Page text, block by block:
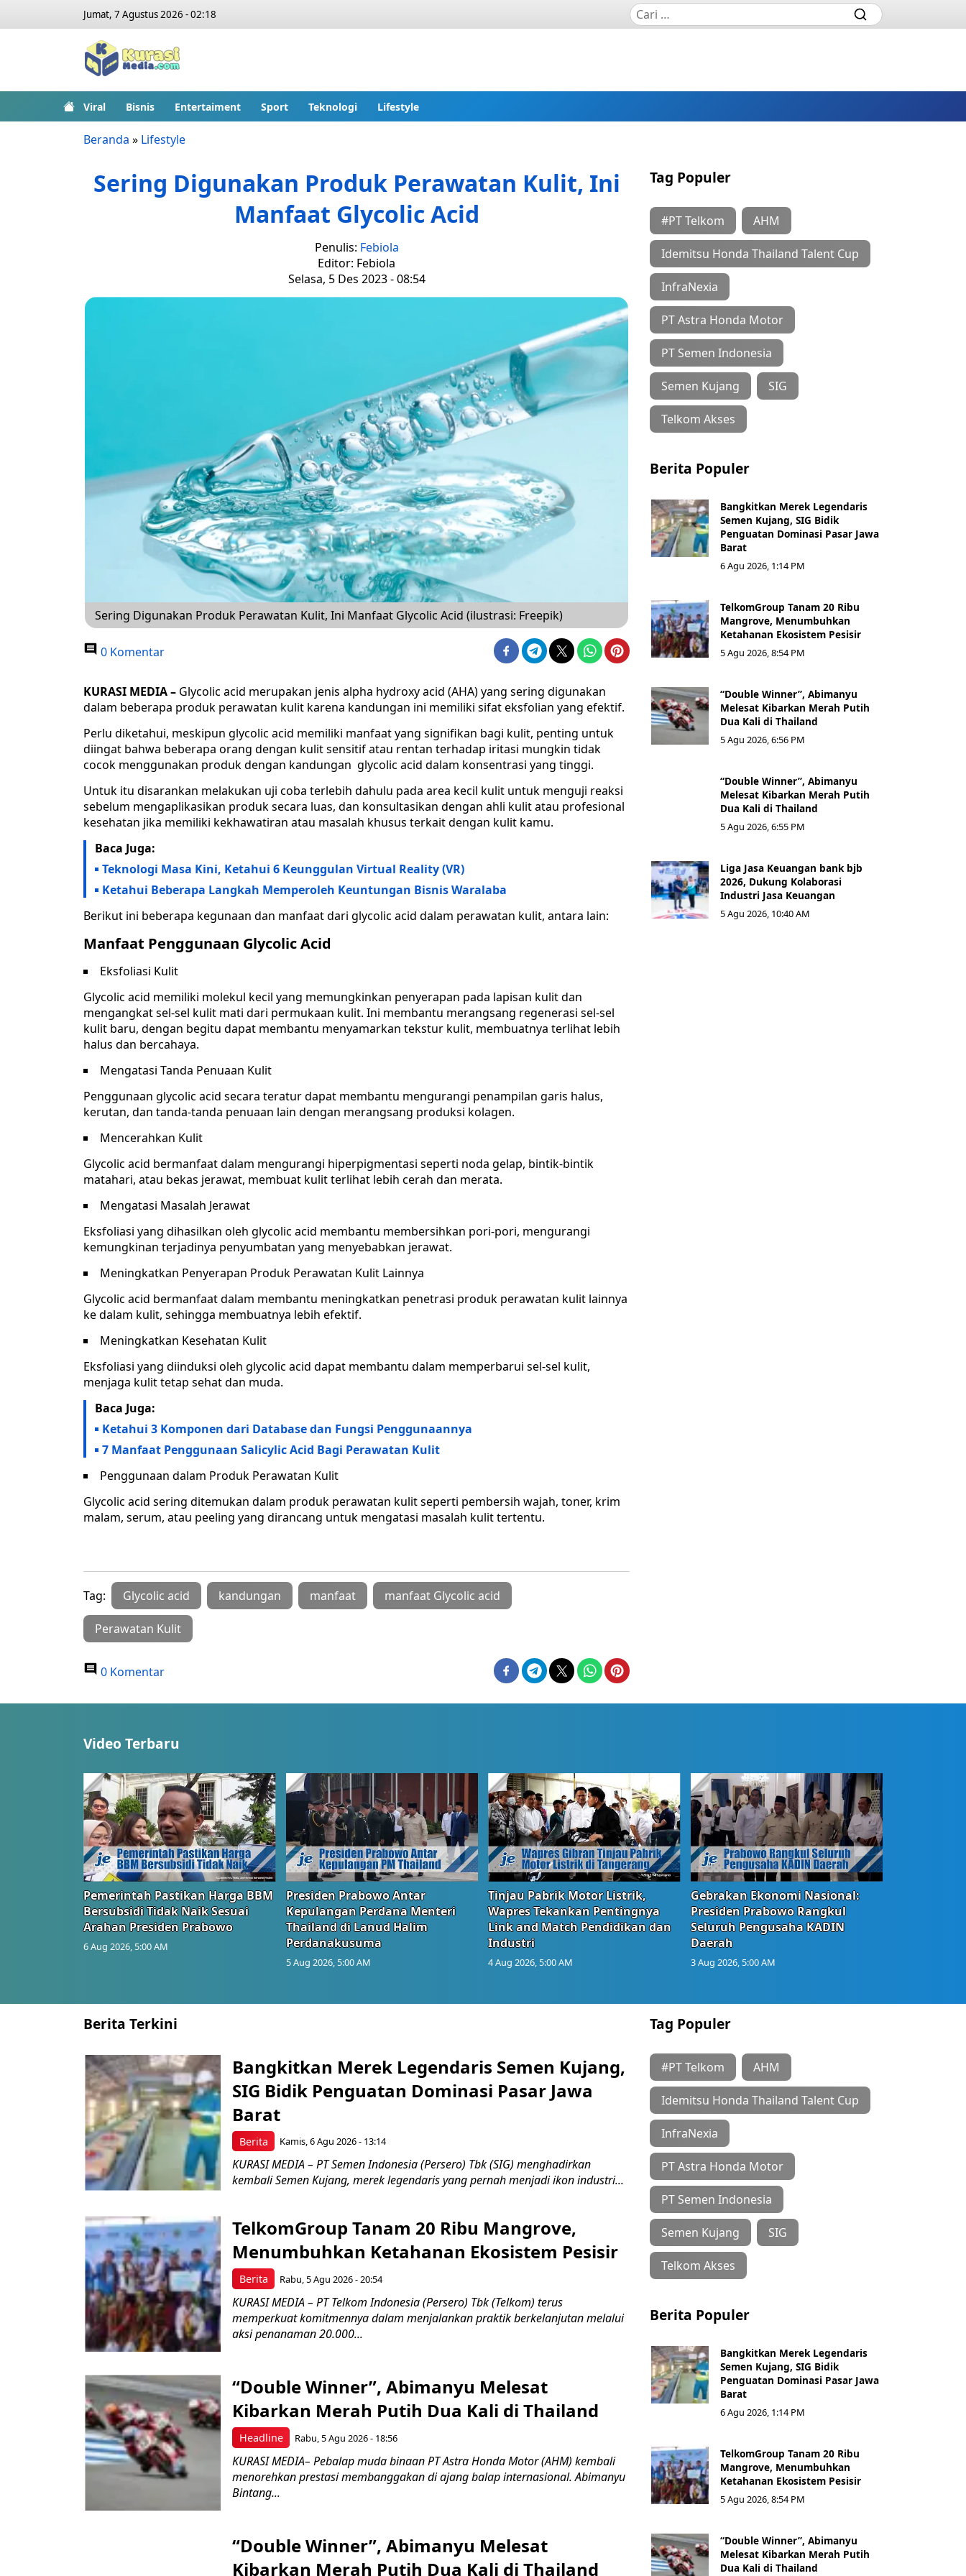
Jumat, 7 Agustus 2026 - 02:18
Viral Bisnis Entertaiment Sport Teknologi Lifestyle
Beranda » Lifestyle
Sering Digunakan Produk Perawatan Kulit, Ini
Manfaat Glycolic Acid
Penulis: Febiola
Editor: Febiola
Selasa, 5 Des 2023 - 08:54
Sering Digunakan Produk Perawatan Kulit, Ini Manfaat Glycolic Acid (ilustrasi: Freepik)
0 Komentar
KURASI MEDIA – Glycolic acid merupakan jenis alpha hydroxy acid (AHA) yang sering digunakan
dalam beberapa produk perawatan kulit karena kandungan ini memiliki sifat eksfolian yang efektif.
Perlu diketahui, meskipun glycolic acid memiliki manfaat yang signifikan bagi kulit, penting untuk
diingat bahwa beberapa orang dengan kulit sensitif atau rentan terhadap iritasi mungkin tidak
cocok menggunakan produk dengan kandungan glycolic acid dalam konsentrasi yang tinggi.
Untuk itu disarankan melakukan uji coba terlebih dahulu pada area kecil kulit untuk menguji reaksi
sebelum mengaplikasikan produk secara luas, dan konsultasikan dengan ahli kulit atau profesional
kesehatan jika memiliki kekhawatiran atau masalah khusus terkait dengan kulit kamu.
Baca Juga:
Teknologi Masa Kini, Ketahui 6 Keunggulan Virtual Reality (VR)
Ketahui Beberapa Langkah Memperoleh Keuntungan Bisnis Waralaba
Berikut ini beberapa kegunaan dan manfaat dari glycolic acid dalam perawatan kulit, antara lain:
Manfaat Penggunaan Glycolic Acid
Eksfoliasi Kulit
Glycolic acid memiliki molekul kecil yang memungkinkan penyerapan pada lapisan kulit dan
mengangkat sel-sel kulit mati dari permukaan kulit. Ini membantu merangsang regenerasi sel-sel
kulit baru, dengan begitu dapat membantu menyamarkan tekstur kulit, membuatnya terlihat lebih
halus dan bercahaya.
Mengatasi Tanda Penuaan Kulit
Penggunaan glycolic acid secara teratur dapat membantu mengurangi penampilan garis halus,
kerutan, dan tanda-tanda penuaan lain dengan merangsang produksi kolagen.
Mencerahkan Kulit
Glycolic acid bermanfaat dalam mengurangi hiperpigmentasi seperti noda gelap, bintik-bintik
matahari, atau bekas jerawat, membuat kulit terlihat lebih cerah dan merata.
Mengatasi Masalah Jerawat
Eksfoliasi yang dihasilkan oleh glycolic acid membantu membersihkan pori-pori, mengurangi
kemungkinan terjadinya penyumbatan yang menyebabkan jerawat.
Meningkatkan Penyerapan Produk Perawatan Kulit Lainnya
Glycolic acid bermanfaat dalam membantu meningkatkan penetrasi produk perawatan kulit lainnya
ke dalam kulit, sehingga membuatnya lebih efektif.
Meningkatkan Kesehatan Kulit
Eksfoliasi yang diinduksi oleh glycolic acid dapat membantu dalam memperbarui sel-sel kulit,
menjaga kulit tetap sehat dan muda.
Baca Juga:
Ketahui 3 Komponen dari Database dan Fungsi Penggunaannya
7 Manfaat Penggunaan Salicylic Acid Bagi Perawatan Kulit
Penggunaan dalam Produk Perawatan Kulit
Glycolic acid sering ditemukan dalam produk perawatan kulit seperti pembersih wajah, toner, krim
malam, serum, atau peeling yang dirancang untuk mengatasi masalah kulit tertentu.
Tag: Glycolic acid kandungan manfaat manfaat Glycolic acid
Perawatan Kulit
0 Komentar
Tag Populer
#PT Telkom AHM
Idemitsu Honda Thailand Talent Cup
InfraNexia
PT Astra Honda Motor
PT Semen Indonesia
Semen Kujang SIG
Telkom Akses
Berita Populer
Bangkitkan Merek Legendaris
Semen Kujang, SIG Bidik
Penguatan Dominasi Pasar Jawa
Barat
6 Agu 2026, 1:14 PM
TelkomGroup Tanam 20 Ribu
Mangrove, Menumbuhkan
Ketahanan Ekosistem Pesisir
5 Agu 2026, 8:54 PM
“Double Winner”, Abimanyu
Melesat Kibarkan Merah Putih
Dua Kali di Thailand
5 Agu 2026, 6:56 PM
“Double Winner”, Abimanyu
Melesat Kibarkan Merah Putih
Dua Kali di Thailand
5 Agu 2026, 6:55 PM
Liga Jasa Keuangan bank bjb
2026, Dukung Kolaborasi
Industri Jasa Keuangan
5 Agu 2026, 10:40 AM
Video Terbaru
Pemerintah Pastikan Harga BBM
Bersubsidi Tidak Naik Sesuai
Arahan Presiden Prabowo
6 Aug 2026, 5:00 AM
Presiden Prabowo Antar
Kepulangan Perdana Menteri
Thailand di Lanud Halim
Perdanakusuma
5 Aug 2026, 5:00 AM
Tinjau Pabrik Motor Listrik,
Wapres Tekankan Pentingnya
Link and Match Pendidikan dan
Industri
4 Aug 2026, 5:00 AM
Gebrakan Ekonomi Nasional:
Presiden Prabowo Rangkul
Seluruh Pengusaha KADIN
Daerah
3 Aug 2026, 5:00 AM
Berita Terkini
Berita
Bangkitkan Merek Legendaris Semen Kujang,
SIG Bidik Penguatan Dominasi Pasar Jawa
Barat
Kamis, 6 Agu 2026 - 13:14
KURASI MEDIA – PT Semen Indonesia (Persero) Tbk (SIG) menghadirkan
kembali Semen Kujang, merek legendaris yang pernah menjadi ikon industri...
Berita
TelkomGroup Tanam 20 Ribu Mangrove,
Menumbuhkan Ketahanan Ekosistem Pesisir
Rabu, 5 Agu 2026 - 20:54
KURASI MEDIA – PT Telkom Indonesia (Persero) Tbk (Telkom) terus
memperkuat komitmennya dalam menjalankan praktik berkelanjutan melalui
aksi penanaman 20.000...
Headline
“Double Winner”, Abimanyu Melesat
Kibarkan Merah Putih Dua Kali di Thailand
Rabu, 5 Agu 2026 - 18:56
KURASI MEDIA– Pebalap muda binaan PT Astra Honda Motor (AHM) kembali
menorehkan prestasi membanggakan di ajang balap internasional. Abimanyu
Bintang...
“Double Winner”, Abimanyu Melesat
Kibarkan Merah Putih Dua Kali di Thailand
Tag Populer
#PT Telkom AHM
Idemitsu Honda Thailand Talent Cup
InfraNexia
PT Astra Honda Motor
PT Semen Indonesia
Semen Kujang SIG
Telkom Akses
Berita Populer
Bangkitkan Merek Legendaris
Semen Kujang, SIG Bidik
Penguatan Dominasi Pasar Jawa
Barat
6 Agu 2026, 1:14 PM
TelkomGroup Tanam 20 Ribu
Mangrove, Menumbuhkan
Ketahanan Ekosistem Pesisir
5 Agu 2026, 8:54 PM
“Double Winner”, Abimanyu
Melesat Kibarkan Merah Putih
Dua Kali di Thailand